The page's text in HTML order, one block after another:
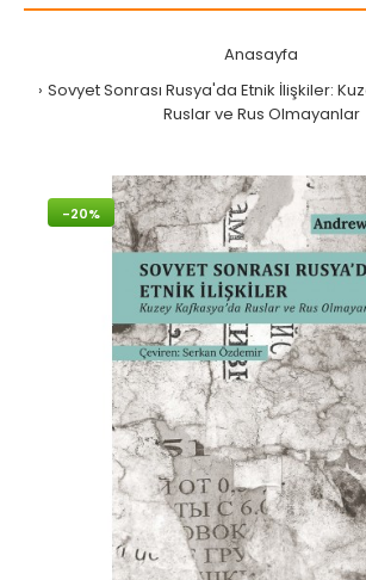
Anasayfa
Sovyet Sonrası Rusya'da Etnik İlişkiler:
Ruslar ve Rus Olmayanlar
-20%